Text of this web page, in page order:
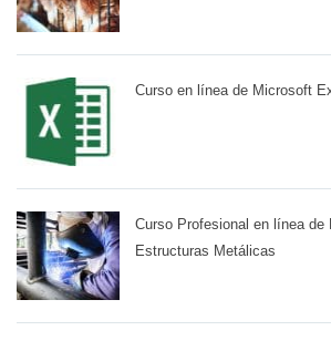
Curso en línea de Microsoft
Curso Profesional en línea de
Estructuras Metálicas